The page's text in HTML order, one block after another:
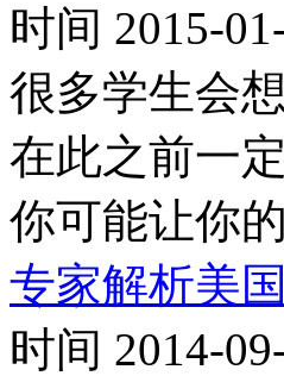
时间 2015-
很多学生会
在此之前一
你可能让你
专家解析美
时间 2014-